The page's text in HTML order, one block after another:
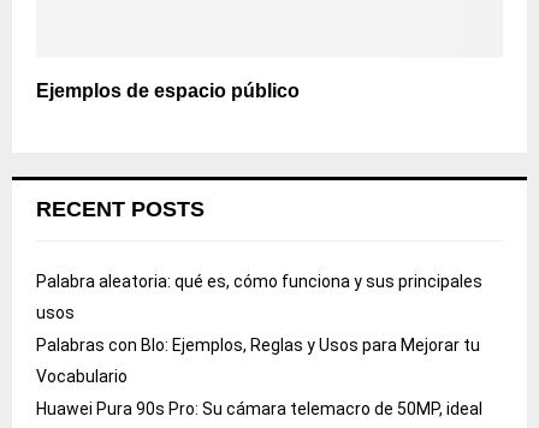
Ejemplos de espacio público
RECENT POSTS
Palabra aleatoria: qué es, cómo funciona y sus principales
usos
Palabras con Blo: Ejemplos, Reglas y Usos para Mejorar tu
Vocabulario
Huawei Pura 90s Pro: Su cámara telemacro de 50MP, ideal